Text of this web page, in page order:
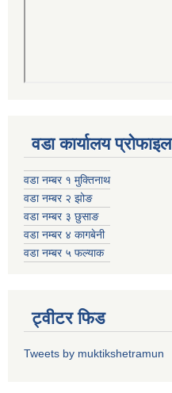
वडा कार्यालय प्रोफाइल
वडा नम्बर १ मुक्तिनाथ
वडा नम्बर २ झोङ
वडा नम्बर ३ छुसाङ
वडा नम्बर ४ कागबेनी
वडा नम्बर ५ फल्याक
ट्वीटर फिड
Tweets by muktikshetramun